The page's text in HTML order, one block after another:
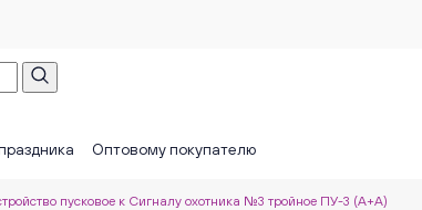
Оптовому покупателю
пусковое к Сигналу охотника №3 тройное ПУ-3 (А+А)